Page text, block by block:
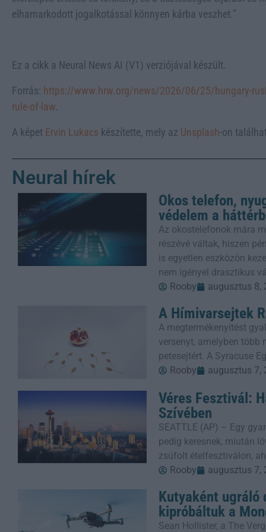
elhamarkodott jogalkotással könnyen kárba veszhet.”
Ez a cikk a Neural News AI (V1) verziójával készült.
Forrás: https://www.hrw.org/news/2026/06/25/hungary-
rule-of-law.
A képet Ervin Lukacs készítette, mely az Unsplash-on
Neural hírek
Okos telefon,
védelem a
Az okostelefonok mára
részévé váltak, hiszen
is egyetlen eszközön
nem igényel drasztikus
Rooby
augusztus 8,
A Hímivarsejtek
A megtermékenyítést
versenyt, amelyben több
petesejtért. A Syracuse
Rooby
augusztus 7,
Véres Fesztivál:
Szívében
SEATTLE (AP) – Egy
pedig keresnek, miután
zsúfolt ételfesztiválon,
Rooby
augusztus 7,
Kutyaként ugráló
kipróbáltuk a
Sean Hollister, a The